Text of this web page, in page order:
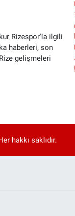
Rizespor'la ilgili
haberleri, son
gelişmeleri
hakkı saklıdır.